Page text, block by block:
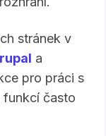
stránek v
a
pro práci s
funkcí často